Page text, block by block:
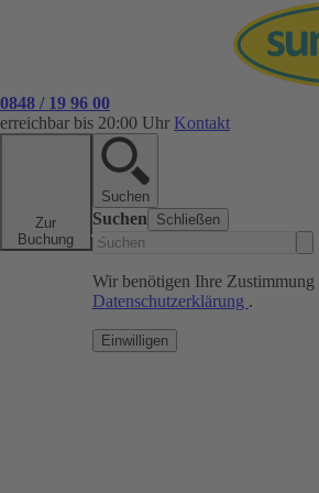
0848 / 19 96 00
erreichbar bis 20:00 Uhr Kontakt
Zur
Buchung
Suchen
Suchen Schließen
Wir benötigen Ihre
Datenschutzerklärung .
Einwilligen